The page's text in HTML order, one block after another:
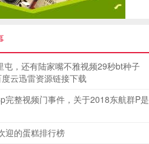
屯，还有陆家嘴不雅视频29秒bt种子
云迅雷资源链接下载
完整视频门事件，关于2018东航群P是
迎的蛋糕排行榜